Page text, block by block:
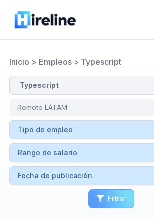
Inicio > Empleos> Typescript
Filtrar